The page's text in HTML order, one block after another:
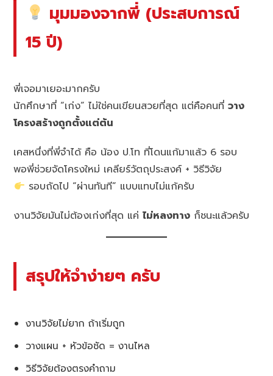
มุมมองจากพี่ (ประสบการณ์
15 ปี)
พี่เจอมาเยอะมากครับ
นักศึกษาที่ “เก่ง” ไม่ใช่คนเขียนสวยที่สุด แต่คือคนที่วาง
โครงสร้างถูกตั้งแต่ต้น
เคสหนึ่งที่พี่จำได้ คือ น้อง ป.โท ที่โดนแก้มาแล้ว 6 รอบ
พอพี่ช่วยจัดโครงใหม่ เคลียร์วัตถุประสงค์ + วิธีวิจัย
รอบถัดไป “ผ่านทันที” แบบแทบไม่แก้ครับ
งานวิจัยมันไม่ต้องเก่งที่สุด แค่ไม่หลงทาง ก็ชนะแล้วครับ
สรุปให้จำง่ายๆ ครับ
งานวิจัยไม่ยาก ถ้าเริ่มถูก
วางแผน + หัวข้อชัด = งานไหล
วิธีวิจัยต้องตรงคำถาม